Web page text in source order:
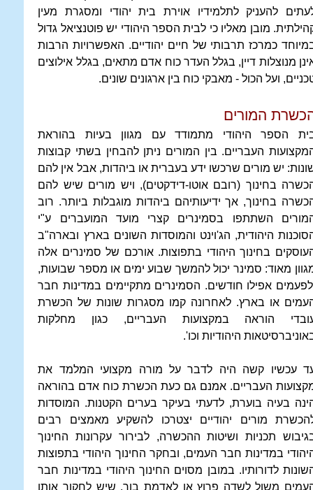
להעניק לתלמידיו אוירת בית יהודי ומסגרת מעין
מובן מאליו כי לבית הספר היהודי יש פוטנציאל גדול
כמרכז תרבותי של חיים יהודיים. האפשרויות הרבות
מנוצלות דיין, בגלל העדר כוח אדם מתאים, בגלל אילוצים
ועל הכול - מאבקי כוח בין ארגונים שונים.
המורים
הספר היהודי מתמודד עם מגוון בעיות בהוראת
העבריים. בין המורים ניתן להבחין בשתי קבוצות
יש מורים שרכשו ידע בעברית או ביהדות, אבל אין להם
בחינוך (רובם אוטו-דידקטים), ויש מורים שיש להם
בחינוך, אך ידיעותיהם ביהדות מוגבלות ביותר. רוב
השתתפו בסמינרים קצרי מועד המועברים ע"י
היהודית, הג'וינט והמוסדות השונים בארץ ובארה"ב
בחינוך היהודי בתפוצות. אורכם של סמינרים אלה
מאוד: סמינר יכול להמשך שבוע ימים או מספר שבועות,
אפילו חודשים. הסמינרים מתקיימים במדינות חבר
או בארץ. לאחרונה קמו מסגרות שונות של הכשרת
הוראה במקצועות העבריים, כגון מחלקות
היהודיות וכו'.
עכשיו קשה היה לדבר על מורה מקצועי המלמד את
העבריים. אמנם גם כעת הכשרת כוח אדם בהוראה
בעיה בוערת, לדעתי בעיקר בערים הקטנות. המוסדות
מורים יהודיים יצטרכו להשקיע מאמצים רבים
תכניות ושיטות ההכשרה, לבירור עקרונות החינוך
במדינות חבר העמים, ובחקר החינוך היהודי בתפוצות
לדורותיו. במובן מסוים החינוך היהודי במדינות חבר
משול לשדה פרוץ או לאדמת בור, שיש לחקור אותו